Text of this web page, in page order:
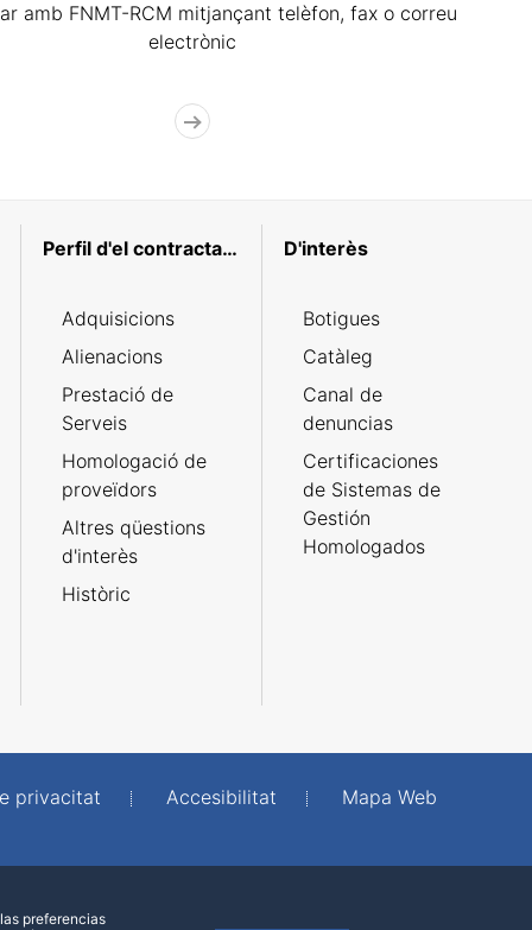
amb FNMT-RCM mitjançant telèfon, fax o correu
electrònic
Perfil d'el contractant
Adquisicions
Alienacions
Prestació de
Serveis
Homologació de
proveïdors
Altres qüestions
d'interès
Històric
D'interès
Botigues
Catàleg
Canal de
denuncias
Certificaciones
de Sistemas de
Gestión
Homologados
privacitat Accesibilitat
Mapa Web
preferencias